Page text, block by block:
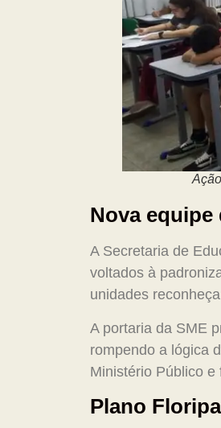
Nova
A Secretaria de
voltados à
unidades
A portaria da SME
rompendo a lógica
Ministério Público
Plano